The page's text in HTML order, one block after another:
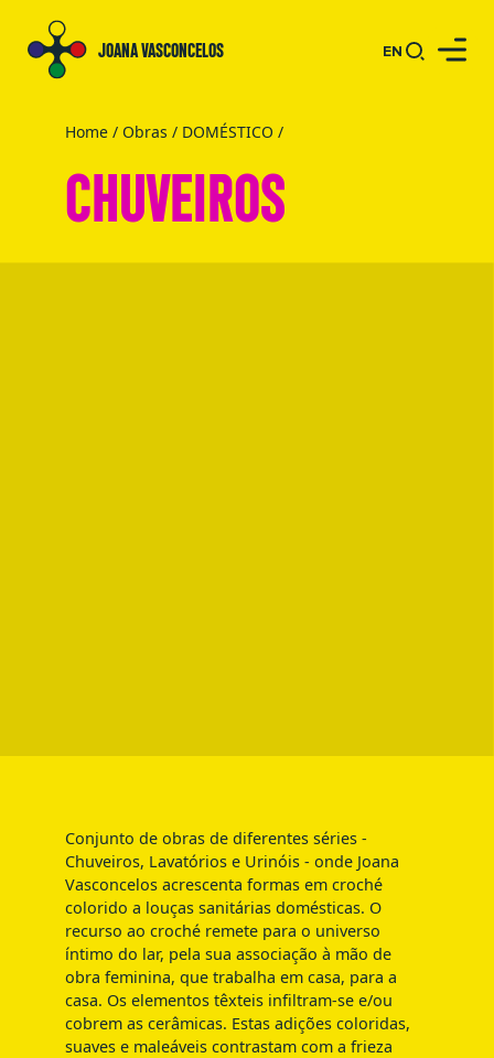
JOANA VASCONCELOS EN
Home / Obras / DOMÉSTICO /
CHUVEIROS
Conjunto de obras de diferentes séries -
Chuveiros, Lavatórios e Urinóis - onde Joana
Vasconcelos acrescenta formas em croché
colorido a louças sanitárias domésticas. O
recurso ao croché remete para o universo
íntimo do lar, pela sua associação à mão de
obra feminina, que trabalha em casa, para a
casa. Os elementos têxteis infiltram-se e/ou
cobrem as cerâmicas. Estas adições coloridas,
suaves e maleáveis contrastam com a frieza